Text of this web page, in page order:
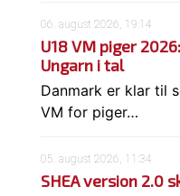
06. august 2026, 19:14
U18 VM piger
Ungarn i tal
Danmark er klar til
VM for piger…
05. august 2026, 11:34
SHEA version 2.0